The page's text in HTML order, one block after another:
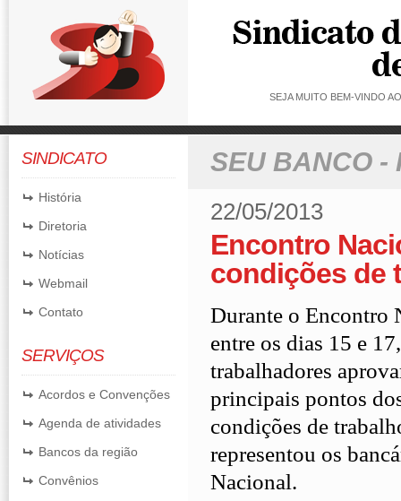
SEJA MUITO BEM-VINDO
SINDICATO
História
Diretoria
Notícias
Webmail
Contato
SERVIÇOS
Acordos e Convenções
Agenda de atividades
Bancos da região
Convênios
SEU BANCO -
22/05/2013
Encontro
condições de
Durante o Encontro
entre os dias 15 e
trabalhadores
principais pontos
condições de
representou os
Nacional.